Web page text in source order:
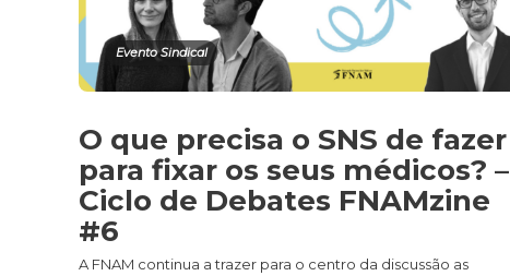
Evento Sindical
O que precisa o SNS de fazer
para fixar os seus médicos? –
Ciclo de Debates FNAMzine
#6
A FNAM continua a trazer para o centro da discussão as